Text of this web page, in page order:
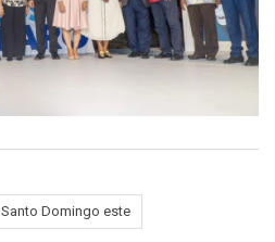
Santo Domingo este